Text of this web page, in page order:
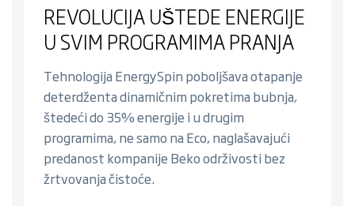
REVOLUCIJA UŠTEDE ENERGIJE
U SVIM PROGRAMIMA PRANJA
Tehnologija EnergySpin poboljšava otapanje
deterdženta dinamičnim pokretima bubnja,
štedeći do 35% energije i u drugim
programima, ne samo na Eco, naglašavajući
predanost kompanije Beko održivosti bez
žrtvovanja čistoće.